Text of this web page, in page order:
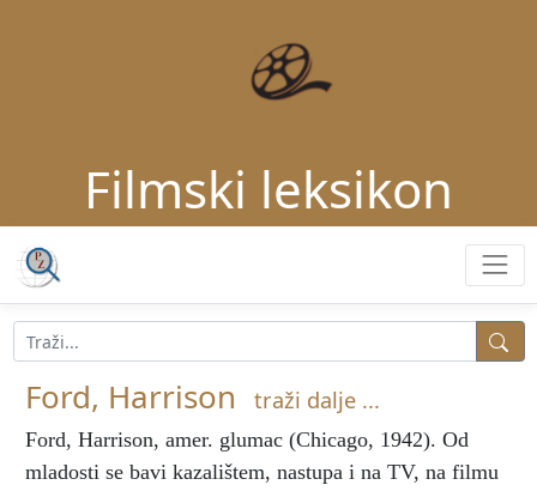
Filmski leksikon
Ford, Harrison traži dalje ...
Ford, Harrison, amer. glumac (Chicago, 1942). Od
mladosti se bavi kazalištem, nastupa i na TV, na filmu